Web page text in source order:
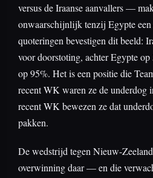
versus de Iraanse aanvallers —
onwaarschijnlijk tenzij Egypte een
quoteringen bevestigen dit beeld:
voor doorstoting, achter Egypte
op 95%. Het is een positie die
recent WK waren ze de underdog
recent WK bewezen ze dat
pakken.
De wedstrijd tegen Nieuw-
overwinning daar — en die